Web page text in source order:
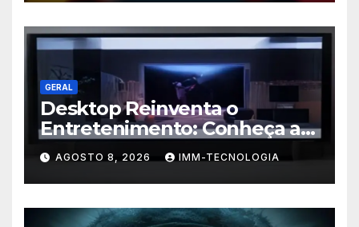
GERAL
Desktop Reinventa o
Entretenimento: Conheça a
Nova Plataforma de
Streaming com TV ao Vivo e
Conteúdo On-Demand
AGOSTO 8, 2026 IMM-TECNOLOGIA